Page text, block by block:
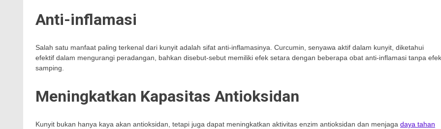
Anti-inflamasi
Salah satu manfaat paling terkenal dari kunyit adalah sifat anti-inflamasinya. Curcumin, senyawa aktif dalam kunyit, diketahui
efektif dalam mengurangi peradangan, bahkan disebut-sebut memiliki efek setara dengan beberapa obat anti-inflamasi tanpa efek
samping.
Meningkatkan Kapasitas Antioksidan
Kunyit bukan hanya kaya akan antioksidan, tetapi juga dapat meningkatkan aktivitas enzim antioksidan dan menjaga daya tahan